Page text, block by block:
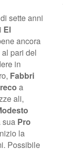
sette anni
El
ancora
al pari del
in
Fabbri
a
ali,
sua Pro
la
Possibile